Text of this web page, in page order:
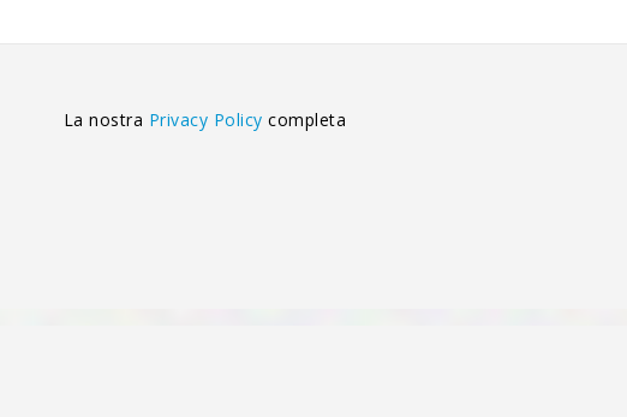
La nostra Privacy Policycompleta